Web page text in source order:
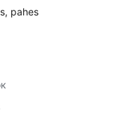
pahes